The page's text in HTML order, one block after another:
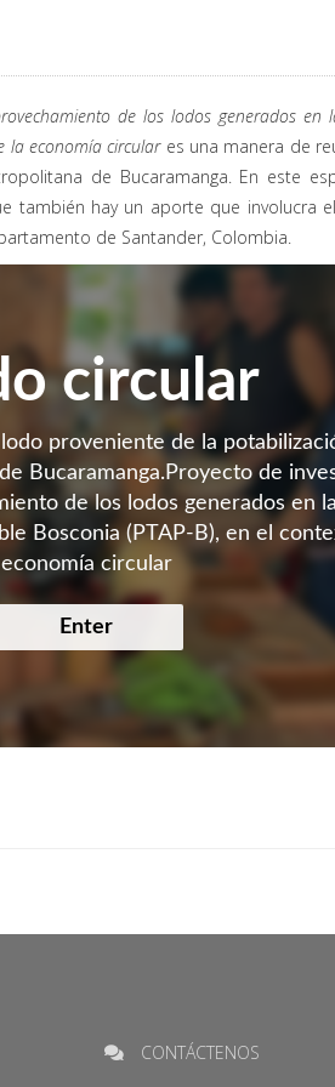
de los lodos generados
la economía circulares una manera de
de Bucaramanga. En este
también hay un aporte que involucra
de Santander, Colombia.
circular
proveniente de la
Bucaramanga.Proyecto de
de los lodos generados en
Bosconia (PTAP-B), en el
economía circular
Enter
CONTÁCTENOS